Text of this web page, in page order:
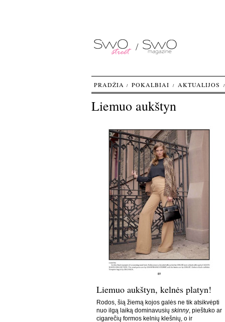
Liemuo aukštyn
Liemuo aukštyn, kelnės platyn!
Rodos, šią žiemą kojos galės ne tik atsikvėpti
nuo ilgą laiką dominavusių skinny, pieštuko ar
cigarečių formos kelnių klešnių, o ir
PRADŽIA POKALBIAI AKTUALIJOS